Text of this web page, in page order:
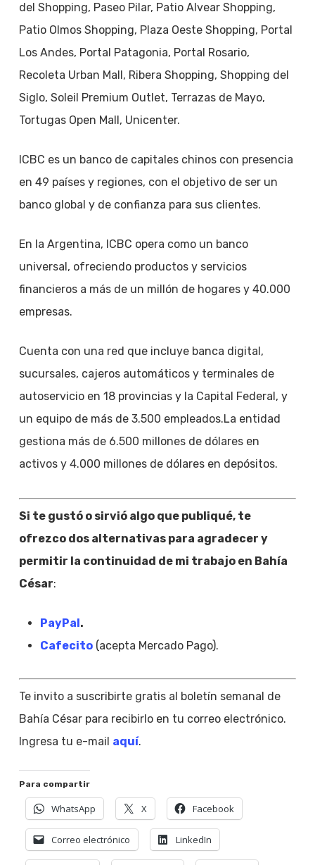
del Shopping, Paseo Pilar, Patio Alvear Shopping,
Patio Olmos Shopping, Plaza Oeste Shopping, Portal
Los Andes, Portal Patagonia, Portal Rosario,
Recoleta Urban Mall, Ribera Shopping, Shopping del
Siglo, Soleil Premium Outlet, Terrazas de Mayo,
Tortugas Open Mall, Unicenter.
ICBC es un banco de capitales chinos con presencia
en 49 países y regiones, con el objetivo de ser un
banco global y de confianza para sus clientes.
En la Argentina, ICBC opera como un banco
universal, ofreciendo productos y servicios
financieros a más de un millón de hogares y 40.000
empresas.
Cuenta con una red que incluye banca digital,
sucursales, cajeros automáticos y terminales de
autoservicio en 18 provincias y la Capital Federal, y
un equipo de más de 3.500 empleados.La entidad
gestiona más de 6.500 millones de dólares en
activos y 4.000 millones de dólares en depósitos.
Si te gustó o sirvió algo que publiqué, te
ofrezco dos alternativas para agradecer y
permitir la continuidad de mi trabajo en Bahía
César:
PayPal.
Cafecito(acepta Mercado Pago).
Te invito a suscribirte gratis al boletín semanal de
Bahía César para recibirlo en tu correo electrónico.
Ingresa tu e-mail aquí.
Para compartir
WhatsApp X Facebook
Correo electrónico LinkedIn